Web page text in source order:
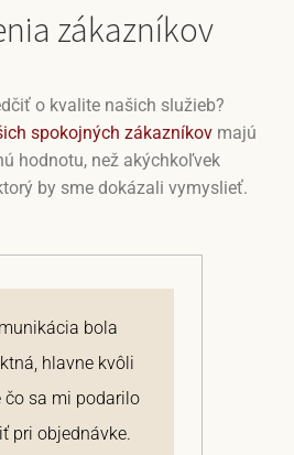
zákazníkov
o kvalite našich služieb?
spokojných zákazníkovmajú
hodnotu, než akýchkoľvek
by sme dokázali vymyslieť.
bola
hlavne kvôli
čo sa mi podarilo
pri objednávke.